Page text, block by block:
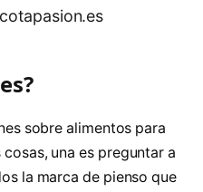
sobre alimentos para
una es preguntar a
la marca de pienso que